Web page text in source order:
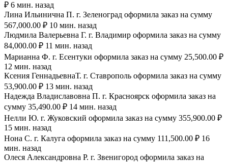
₽ 6 мин. назад
Лина Ильинична П. г. Зеленоград оформила заказ на сумму
567,000.00 ₽ 10 мин. назад
Людмила Валерьевна Г. г. Владимир оформила заказ на сумму
84,000.00 ₽ 11 мин. назад
Марианна Ф. г. Есентуки оформила заказ на сумму 25,500.00 ₽
12 мин. назад
Ксения ГеннадьевнаТ. г. Ставрополь оформила заказ на сумму
53,900.00 ₽ 13 мин. назад
Надежда Владиславовна П. г. Красноярск оформила заказ на
сумму 35,490.00 ₽ 14 мин. назад
Нелли Ю. г. Жуковский оформила заказ на сумму 355,900.00 ₽
15 мин. назад
Нона С. г. Калуга оформила заказ на сумму 111,500.00 ₽ 16
мин. назад
Олеся Александровна Р. г. Звенигород оформила заказ на